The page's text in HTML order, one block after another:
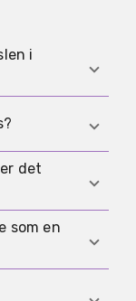
i
er korrekt
og
at alt er
forste
resten
det
til alle.
I realistisk
og egen
som en
loser